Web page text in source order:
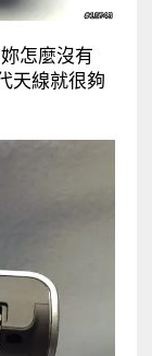
怎麼沒有
天線就很夠